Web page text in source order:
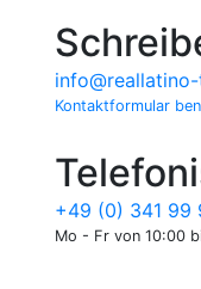
Kontaktformular
+49 (0) 341 99
Mo - Fr von 10:00